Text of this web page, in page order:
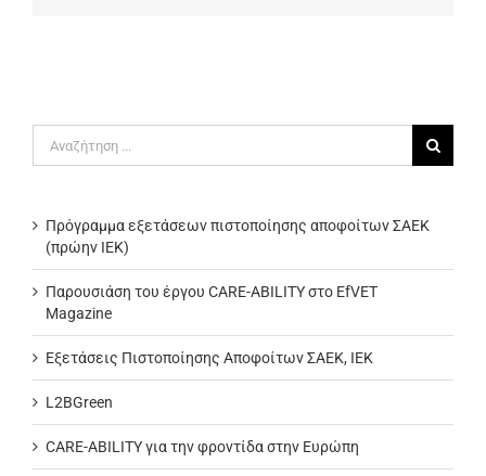
για:
Πρόγραμμα εξετάσεων πιστοποίησης αποφοίτων ΣΑΕΚ
(πρώην ΙΕΚ)
Παρουσιάση του έργου CARE-ABILITY στο EfVET
Magazine
Εξετάσεις Πιστοποίησης Αποφοίτων ΣΑΕΚ, ΙΕΚ
L2BGreen
CARE-ABILITY για την φροντίδα στην Ευρώπη